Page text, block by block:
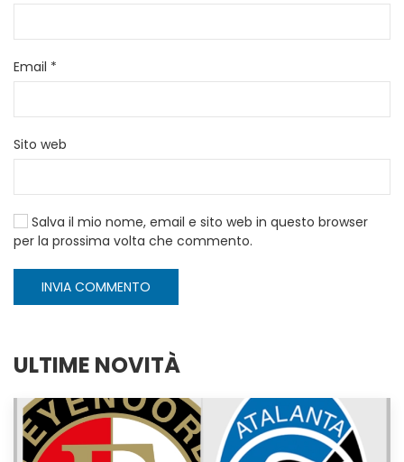
Email *
Sito web
Salva il mio nome, email e sito web in questo browser
per la prossima volta che commento.
INVIA COMMENTO
ULTIME NOVITÀ